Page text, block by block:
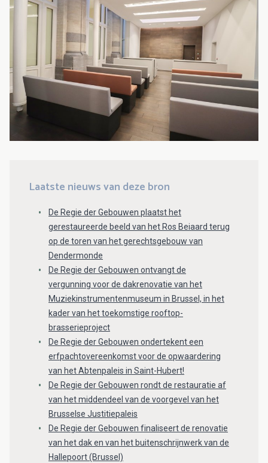
Laatste nieuws van deze bron
De Regie der Gebouwen plaatst het
gerestaureerde beeld van het Ros Beiaard terug
op de toren van het gerechtsgebouw van
Dendermonde
De Regie der Gebouwen ontvangt de
vergunning voor de dakrenovatie van het
Muziekinstrumentenmuseum in Brussel, in het
kader van het toekomstige rooftop-
brasserieproject
De Regie der Gebouwen ondertekent een
erfpachtovereenkomst voor de opwaardering
van het Abtenpaleis in Saint-Hubert!
De Regie der Gebouwen rondt de restauratie af
van het middendeel van de voorgevel van het
Brusselse Justitiepaleis
De Regie der Gebouwen finaliseert de renovatie
van het dak en van het buitenschrijnwerk van de
Hallepoort (Brussel)